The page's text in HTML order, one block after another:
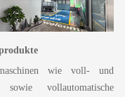
wie voll- und
sowie vollautomatische